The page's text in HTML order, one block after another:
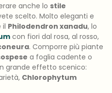
anche lo stile
scelto. Molto eleganti e
il Philodendron xanadu, lo
con fiori dal rosa, al rosso,
. Comporre più piante
a foglia cadente o
grande effetto scenico:
Chlorophytum